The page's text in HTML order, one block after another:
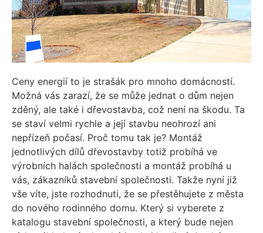
Ceny energií to je strašák pro mnoho domácností.
Možná vás zarazí, že se může jednat o dům nejen
zděný, ale také i dřevostavba, což není na škodu. Ta
se staví velmi rychle a její stavbu neohrozí ani
nepřízeň počasí. Proč tomu tak je? Montáž
jednotlivých dílů dřevostavby totiž probíhá ve
výrobních halách společnosti a montáž probíhá u
vás, zákazníků stavební společnosti. Takže nyní již
vše víte, jste rozhodnuti, že se přestěhujete z města
do nového rodinného domu. Který si vyberete z
katalogu stavební společnosti, a který bude nejen